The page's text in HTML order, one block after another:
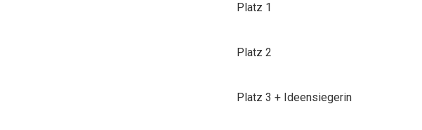
Platz 1
Platz 2
Platz 3 + Ideensiegerin